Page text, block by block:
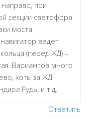
при
секции светофора
моста.
ведет
(перед ЖД) –
Вариантов много
хоть за ЖД
Рудь, и т.д.
Ответить